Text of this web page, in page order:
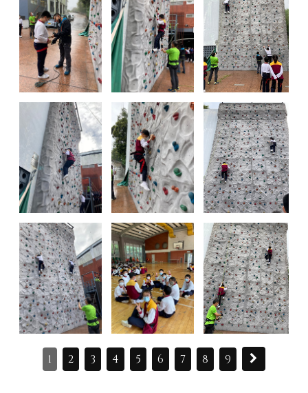
1 2 3 4 5 6 7 8 9